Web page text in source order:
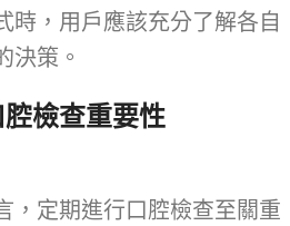
時，用戶應該充分了解各自
決策。
檢查重要性
，定期進行口腔檢查至關重